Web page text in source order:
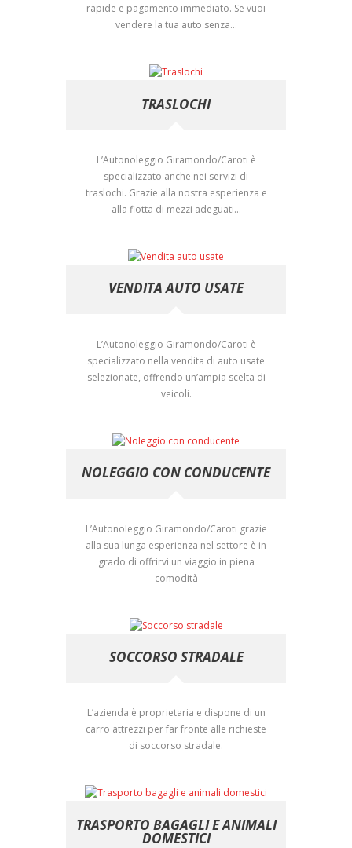
rapide e pagamento immediato. Se vuoi
vendere la tua auto senza...
TRASLOCHI
L’Autonoleggio Giramondo/Caroti è
specializzato anche nei servizi di
traslochi. Grazie alla nostra esperienza e
alla flotta di mezzi adeguati...
VENDITA AUTO USATE
L’Autonoleggio Giramondo/Caroti è
specializzato nella vendita di auto usate
selezionate, offrendo un’ampia scelta di
veicoli.
NOLEGGIO CON CONDUCENTE
L’Autonoleggio Giramondo/Caroti grazie
alla sua lunga esperienza nel settore è in
grado di offrirvi un viaggio in piena
comodità
SOCCORSO STRADALE
L’azienda è proprietaria e dispone di un
carro attrezzi per far fronte alle richieste
di soccorso stradale.
TRASPORTO BAGAGLI E ANIMALI
DOMESTICI